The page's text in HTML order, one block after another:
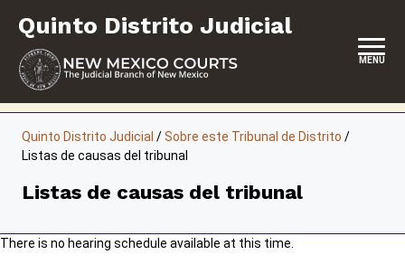
contenido
Quinto Distrito Judicial
MENU
SOBRE ESTE TRIBUNAL DE DISTRITO
SERVICIO DE JURADO
AUTOREPRESENTACIÓN
Quinto Distrito Judicial /Sobre este Tribunal de Distrito /
Listas de causas del tribunal
Listas de causas del tribunal
There is no hearing schedule available at this time.